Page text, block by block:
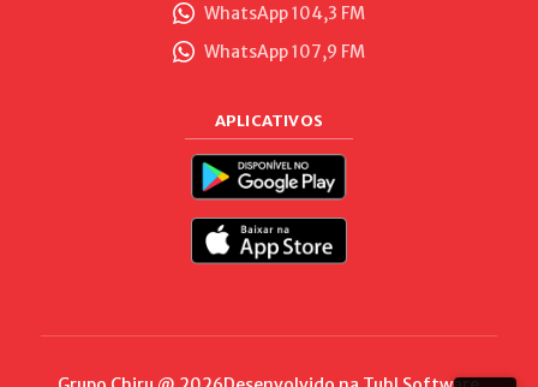
WhatsApp 104,3 FM
WhatsApp 107,9 FM
APLICATIVOS